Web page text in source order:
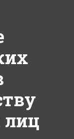
лиц